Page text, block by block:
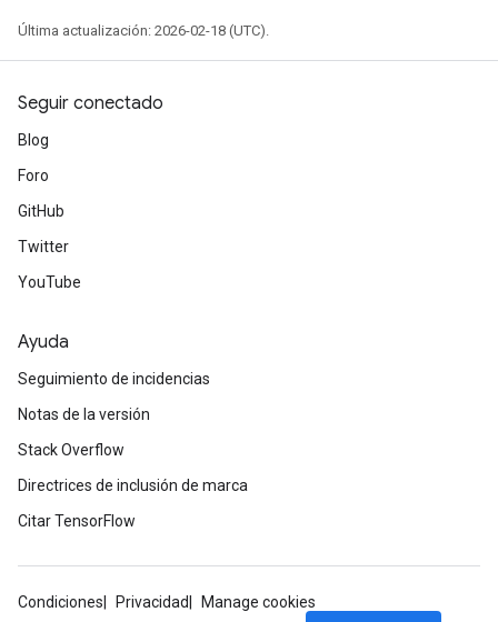
Última actualización: 2026-02-18 (UTC).
Seguir conectado
Blog
Foro
GitHub
Twitter
YouTube
Ayuda
Seguimiento de incidencias
Notas de la versión
Stack Overflow
Directrices de inclusión de marca
Citar TensorFlow
Condiciones Privacidad Manage cookies